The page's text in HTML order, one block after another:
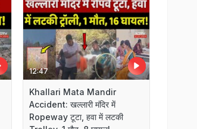
12:47
Khallari Mata Mandir
Accident: खल्लारी मंदिर में
Ropeway टूटा, हवा में लटकी